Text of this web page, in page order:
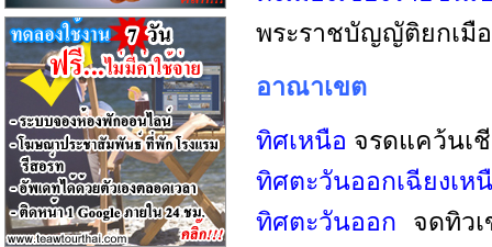
พระราชบัญญัติยกเมื
อาณาเขต
ทิศเหนือ จรดแคว้นเ
ทิศตะวันออกเฉียงเห
ทิศตะวันออก จดทิว